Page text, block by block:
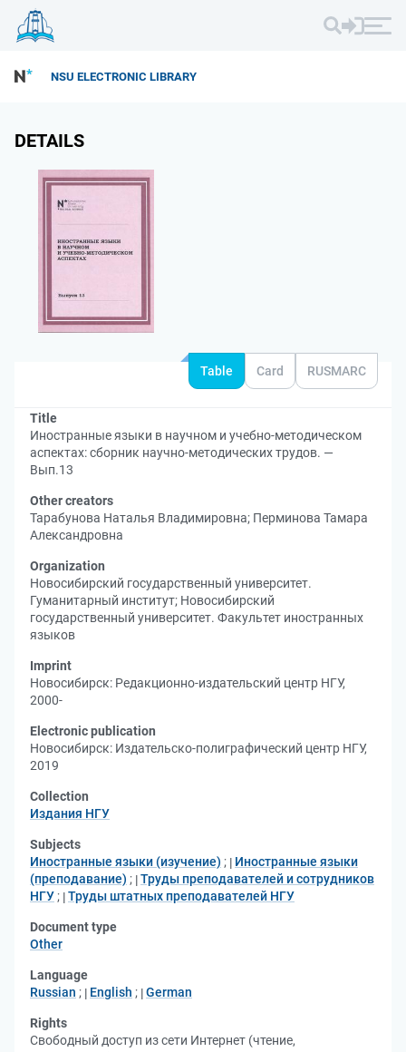
NSU ELECTRONIC LIBRARY
DETAILS
Table Card RUSMARC
Title
Иностранные языки в научном и учебно-методическом
аспектах: сборник научно-методических трудов. —
Вып.13
Other creators
Тарабунова Наталья Владимировна; Перминова Тамара
Александровна
Organization
Новосибирский государственный университет.
Гуманитарный институт; Новосибирский
государственный университет. Факультет иностранных
языков
Imprint
Новосибирск: Редакционно-издательский центр НГУ,
2000-
Electronic publication
Новосибирск: Издательско-полиграфический центр НГУ,
2019
Collection
Издания НГУ
Subjects
Иностранные языки (изучение) ;
Иностранные языки
(преподавание) ; Труды преподавателей и сотрудников
НГУ ; Труды штатных преподавателей НГУ
Document type
Other
Language
Russian ; English ; German
Rights
Свободный доступ из сети Интернет (чтение,